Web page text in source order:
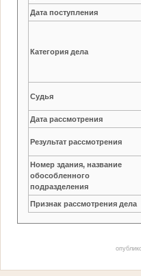
Дата поступления
Категория дела
Судья
Дата рассмотрения
Результат рассмотрения
Номер здания, название
обособленного
подразделения
Признак рассмотрения дела